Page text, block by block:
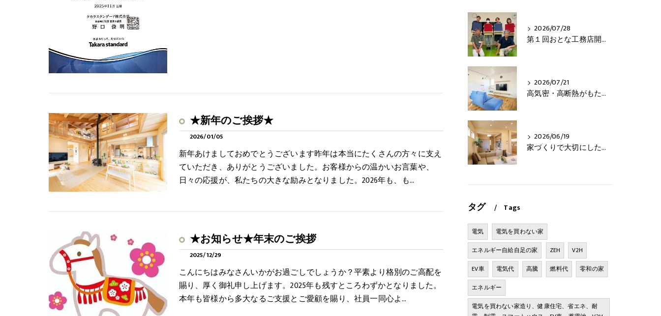
★新年のご挨拶★
2026/01/05
新年あけましておめでとうございます昨年は本当にたくさんの方々に支え
ていただき、ありがとうございました。お客様からの温かいお言葉や、
日々の応援が、私たちの大きな励みとなりました。2026年も、も…
★お知らせ★年末のご挨拶
2025/12/29
こんにちはみなさんいかがお過ごしでしょうか？平素より格別のご高配を
賜り、厚く御礼申し上げます。2025年も残すところわずかとなりました。
本年も皆様から多大なるご支援とご愛顧を賜り、社員一同心よ…
2026/07/28
第１回おとな工務店開催！
2026/07/21
高気密・高断熱がもたらす3つの快適さとは？
2026/06/19
家づくりで大切にしたいこと
タグ Tags
電気
電気を買わない家
エネルギー自給自足の家
ZEH
V2H
EV車
電気代 高騰 燃料代
零和の家
エネルギー
電気を買わない家造り、健康住宅、省エネ、耐